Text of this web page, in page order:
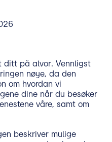
ditt på alvor. Vennligst
nøye, da den
om hvordan vi
dine når du besøker
våre, samt om
beskriver mulige